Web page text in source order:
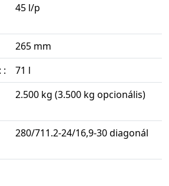
45 l/p
265 mm
:
71 l
2.500 kg (3.500 kg opcionális)
280/711.2-24/16,9-30 diagonál